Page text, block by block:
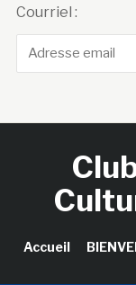
Courriel :
Accueil